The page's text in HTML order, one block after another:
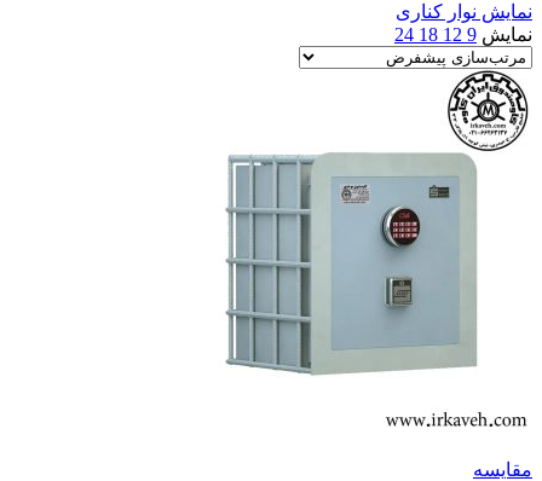
نمایش نوار کناری
نمایش 9
12
18
24
مقايسه